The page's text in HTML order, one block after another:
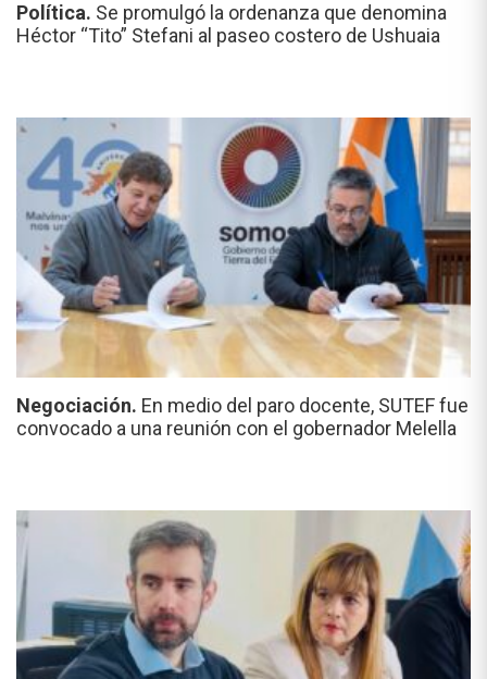
Política. Se promulgó la ordenanza que denomina
Héctor “Tito” Stefani al paseo costero de Ushuaia
Negociación. En medio del paro docente, SUTEF fue
convocado a una reunión con el gobernador Melella